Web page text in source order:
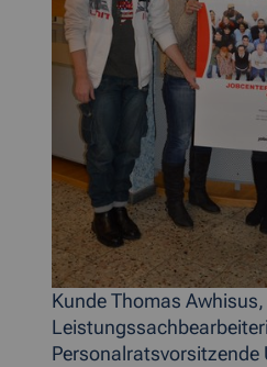
Kunde Thomas Awhisus,
Personalratsvorsitzende